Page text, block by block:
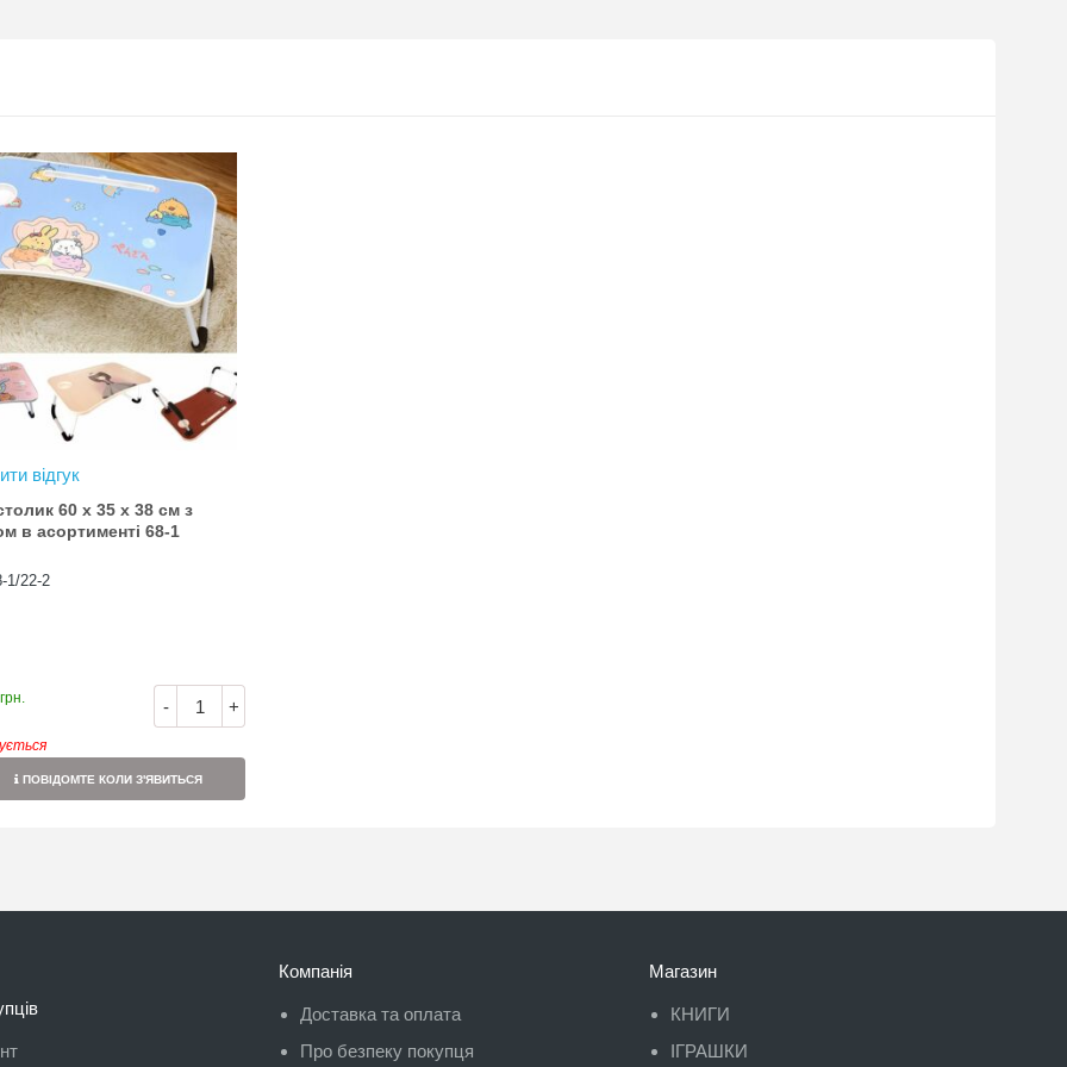
15 Реєстрація в акції за номером
телефону Сторінка
акції: http://novaposhta.ua/win_bmw
відгук
60 х 35 х 38 см з
в асортименті 68-1
1/22-2
- +
грн.
ПОВІДОМТЕ КОЛИ З'ЯВИТЬСЯ
Компанія
Доставка та оплата
Про безпеку покупця
Магазин
КНИГИ
ІГРАШКИ